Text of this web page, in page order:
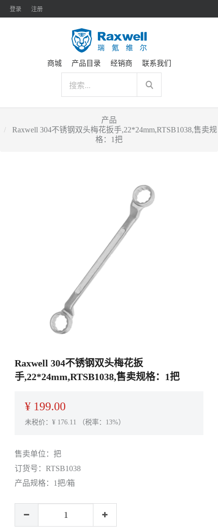
登录 注册
商城 产品目录 经销商 联系我们
产品
Raxwell 304不锈钢双头梅花扳手,22*24mm,RTSB1038,售卖规
格：1把
Raxwell 304不锈钢双头梅花扳
手,22*24mm,RTSB1038,售卖规格：1把
¥ 199.00
未税价：¥ 176.11 （税率：13%）
售卖单位： 把
订货号： RTSB1038
产品规格： 1把/箱